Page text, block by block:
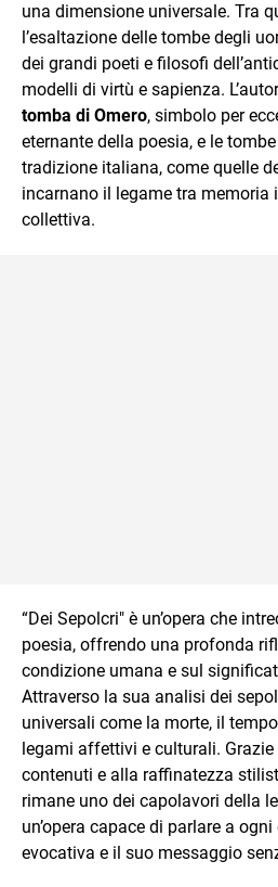
una dimensione universale. Tra
l’esaltazione delle tombe degli
dei grandi poeti e filosofi
modelli di virtù e sapienza.
tomba di Omero, simbolo per
eternante della poesia, e le
tradizione italiana, come quelle
incarnano il legame tra memoria
collettiva.
“Dei Sepolcri" è un’opera che
poesia, offrendo una profonda
condizione umana e sul
Attraverso la sua analisi dei
universali come la morte, il
legami affettivi e culturali.
contenuti e alla raffinatezza
rimane uno dei capolavori della
un’opera capace di parlare a
evocativa e il suo messaggio